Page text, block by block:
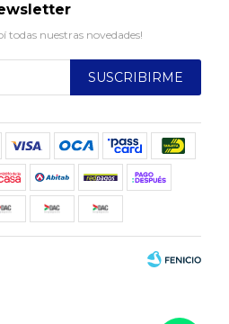
todas nuestras novedades!
SUSCRIBIRME